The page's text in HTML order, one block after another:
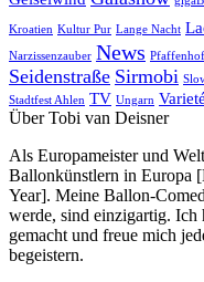
Kroatien Kultur Pur Lange Nacht
Narzissenzauber News
Seidenstraße Sirmobi
Stadtfest Ahlen TV Ungarn Varieté
Über Tobi van Deisner
Als Europameister und
Ballonkünstlern in Europa
Year]. Meine Ballon-
werde, sind einzigartig. Ich
gemacht und freue mich
begeistern.